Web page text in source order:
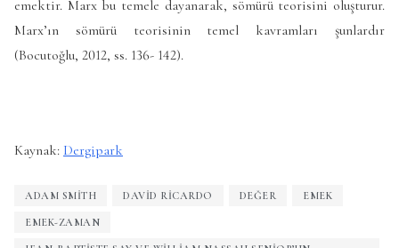
emektir. Marx bu temele dayanarak, sömürü teorisini oluşturur.
Marx’ın sömürü teorisinin temel kavramları şunlardır
(Bocutoğlu, 2012, ss. 136- 142).
Kaynak: Dergipark
ADAM SMITH DAVID RICARDO DEĞER EMEK
EMEK-ZAMAN